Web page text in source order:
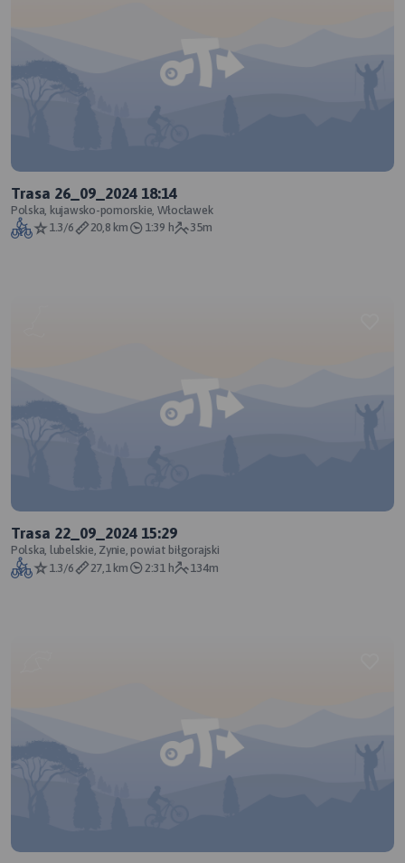
Trasa 26_09_2024 18:14
Polska, kujawsko-pomorskie, Włocławek
1.3/6
20,8 km 1:39 h 35m
Trasa 22_09_2024 15:29
Polska, lubelskie, Zynie, powiat biłgorajski
1.3/6
27,1 km 2:31 h 134m